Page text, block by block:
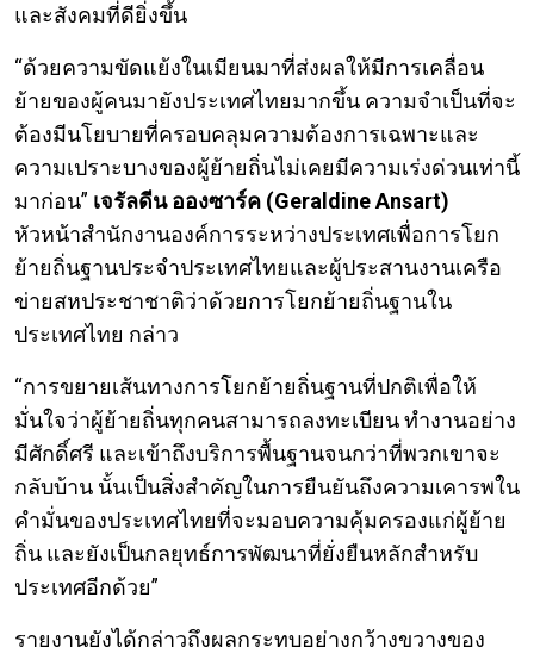
และสังคมที่ดียิ่งขึ้น
“ด้วยความขัดแย้งในเมียนมาที่ส่งผลให้มีการเคลื่อน
ย้ายของผู้คนมายังประเทศไทยมากขึ้น ความจำเป็นที่จะ
ต้องมีนโยบายที่ครอบคลุมความต้องการเฉพาะและ
ความเปราะบางของผู้ย้ายถิ่นไม่เคยมีความเร่งด่วนเท่านี้
มาก่อน” เจรัลดีน อองซาร์ค (Geraldine Ansart)
หัวหน้าสำนักงานองค์การระหว่างประเทศเพื่อการโยก
ย้ายถิ่นฐานประจำประเทศไทยและผู้ประสานงานเครือ
ข่ายสหประชาชาติว่าด้วยการโยกย้ายถิ่นฐานใน
ประเทศไทย กล่าว
“การขยายเส้นทางการโยกย้ายถิ่นฐานที่ปกติเพื่อให้
มั่นใจว่าผู้ย้ายถิ่นทุกคนสามารถลงทะเบียน ทำงานอย่าง
มีศักดิ์ศรี และเข้าถึงบริการพื้นฐานจนกว่าที่พวกเขาจะ
กลับบ้าน นั้นเป็นสิ่งสำคัญในการยืนยันถึงความเคารพใน
คำมั่นของประเทศไทยที่จะมอบความคุ้มครองแก่ผู้ย้าย
ถิ่น และยังเป็นกลยุทธ์การพัฒนาที่ยั่งยืนหลักสำหรับ
ประเทศอีกด้วย”
รายงานยังได้กล่าวถึงผลกระทบอย่างกว้างขวางของ